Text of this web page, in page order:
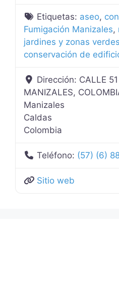
Etiquetas: aseo,
Fumigación Manizales,
jardines y zonas verdes
conservación de
Dirección: CALLE
MANIZALES,
Manizales
Caldas
Colombia
Teléfono: (57) (6)
Sitio web